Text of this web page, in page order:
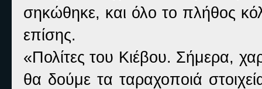
σηκώθηκε, και όλο το πλήθος
επίσης.
«Πολίτες του Κιέβου. Σήμερα,
θα δούμε τα ταραχοποιά